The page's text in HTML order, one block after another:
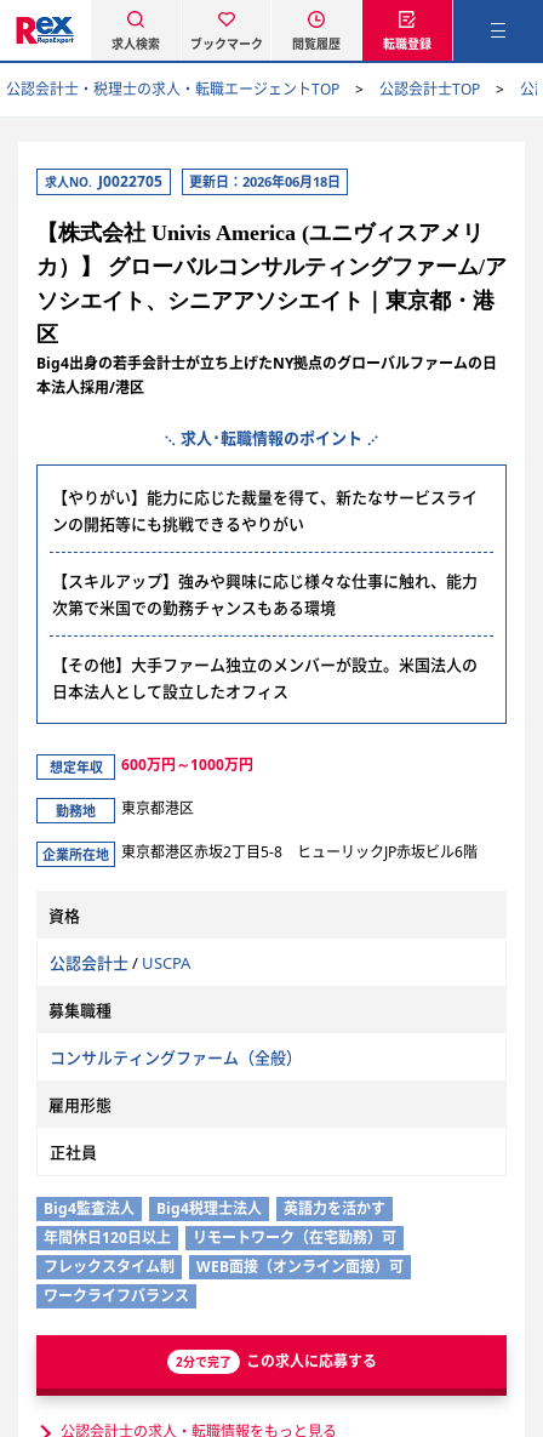
求人検索 ブックマーク 閲覧履歴 転職登録
公認会計士・税理士の求人・転職エージェントTOP 公認会計士TOP 公
求人NO. J0022705 更新日：2026年06月18日
【株式会社 Univis America (ユニヴィスアメリ
カ）】 グローバルコンサルティングファーム/ア
ソシエイト、シニアアソシエイト｜東京都・港
区
Big4出身の若手会計士が立ち上げたNY拠点のグローバルファームの日
本法人採用/港区
求人･転職情報のポイント
【やりがい】能力に応じた裁量を得て、新たなサービスライ
ンの開拓等にも挑戦できるやりがい
【スキルアップ】強みや興味に応じ様々な仕事に触れ、能力
次第で米国での勤務チャンスもある環境
【その他】大手ファーム独立のメンバーが設立。米国法人の
日本法人として設立したオフィス
想定年収 600万円～1000万円
勤務地 東京都港区
企業所在地 東京都港区赤坂2丁目5-8 ヒューリックJP赤坂ビル6階
資格
公認会計士/ USCPA
募集職種
コンサルティングファーム（全般）
雇用形態
正社員
Big4監査法人 Big4税理士法人
英語力を活かす
年間休日120日以上
リモートワーク（在宅勤務）可
フレックスタイム制
WEB面接（オンライン面接）可
ワークライフバランス
2分で完了 この求人に応募する
公認会計士の求人・転職情報をもっと見る